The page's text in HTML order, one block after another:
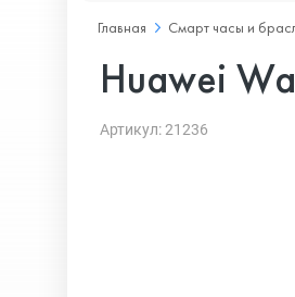
Главная Смарт часы и
Huawei
Артикул: 21236